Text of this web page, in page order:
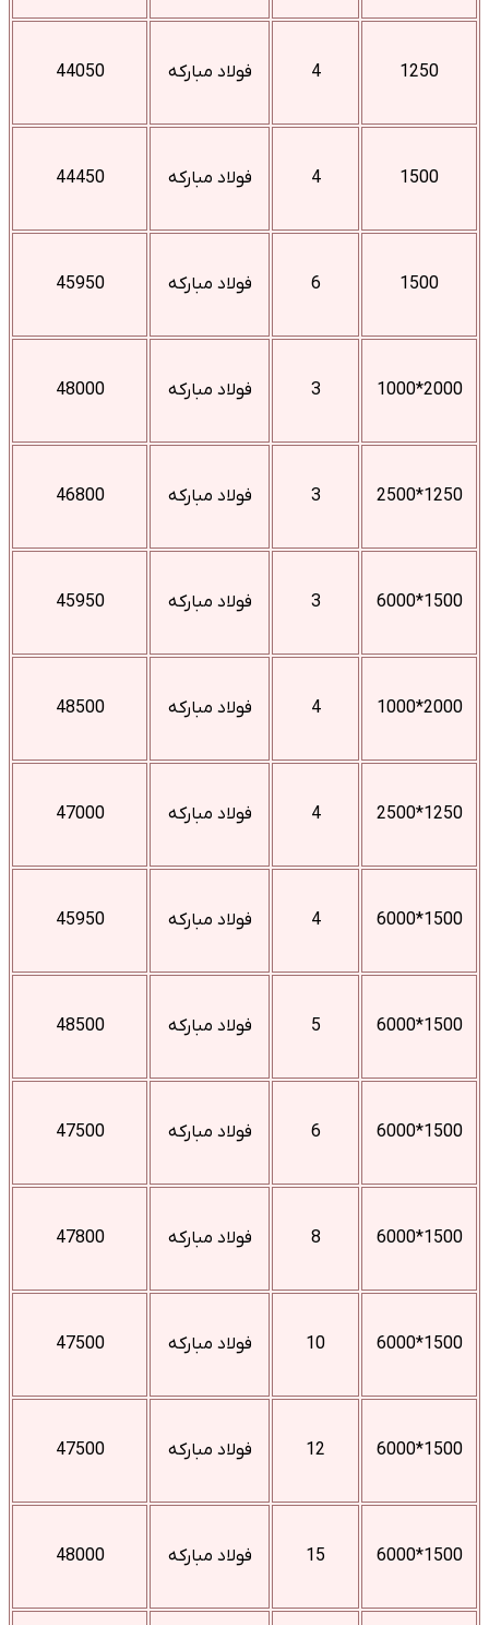
1250
4 فولاد مبارکه 44050
1500
4 فولاد مبارکه 44450
1500
6 فولاد مبارکه 45950
2000*1000
3 فولاد مبارکه 48000
1250*2500
3 فولاد مبارکه 46800
1500*6000
3 فولاد مبارکه 45950
2000*1000
4 فولاد مبارکه 48500
1250*2500
4 فولاد مبارکه 47000
1500*6000
4 فولاد مبارکه 45950
1500*6000
5 فولاد مبارکه 48500
1500*6000
6 فولاد مبارکه 47500
1500*6000
8 فولاد مبارکه 47800
1500*6000
10 فولاد مبارکه 47500
1500*6000
12 فولاد مبارکه 47500
1500*6000
15 فولاد مبارکه 48000